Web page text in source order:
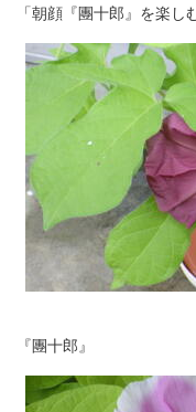
「朝顔『團十郎』を楽
『團十郎』